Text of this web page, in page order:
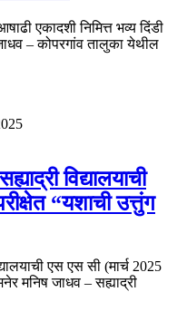
एकादशी निमित्त भव्य दिंडी
– कोपरगांव तालुका येथील
विद्यालयाची
“यशाची उत्तुंग
एस एस सी (मार्च 2025
मनिष जाधव – सह्याद्री